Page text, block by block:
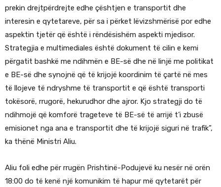
prekin drejtpërdrejte edhe çështjen e transportit dhe
interesin e qytetareve, për sa i përket lëvizshmërisë por edhe
aspektin tjetër që është i rëndësishëm aspekti mjedisor.
Strategjia e multimediales është dokument të cilin e kemi
përgatit bashkë me ndihmën e BE-së dhe në linjë me politikat
e BE-së dhe synojnë që të krijojë koordinim të çartë në mes
të llojeve të ndryshme të transportit e që është transporti
tokësorë, rrugorë, hekurudhor dhe ajror. Kjo strategji do të
ndihmojë që komforë trageteve të BE-së të arrijë t’i zbusë
emisionet nga ana e transportit dhe të krijojë siguri në trafik”,
ka thënë Ministri Aliu.
Aliu foli edhe për rrugën Prishtinë-Podujevë ku nesër në orën
18:00 do të kenë një komunikim të hapur më qytetarët për